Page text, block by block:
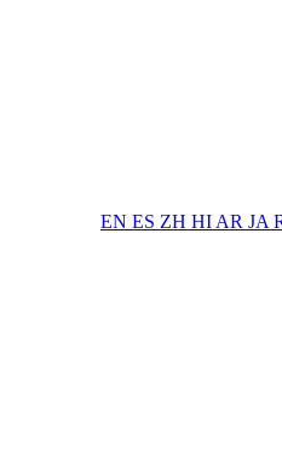
EN ES ZH HI AR JA